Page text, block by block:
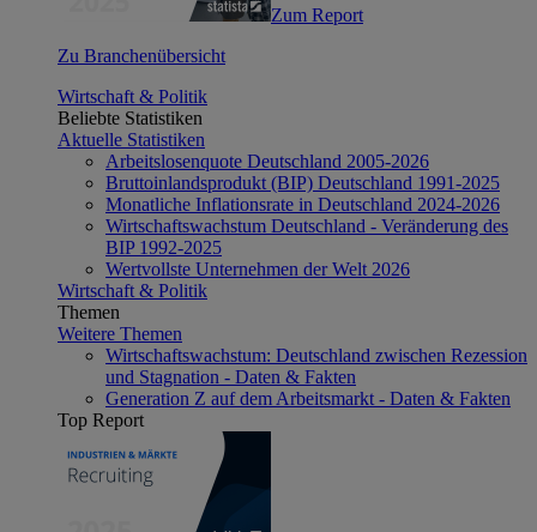
Zum Report
Zu Branchenübersicht
Wirtschaft & Politik
Beliebte Statistiken
Aktuelle Statistiken
Arbeitslosenquote Deutschland 2005-2026
Bruttoinlandsprodukt (BIP) Deutschland 1991-2025
Monatliche Inflationsrate in Deutschland 2024-2026
Wirtschaftswachstum Deutschland - Veränderung des
BIP 1992-2025
Wertvollste Unternehmen der Welt 2026
Wirtschaft & Politik
Themen
Weitere Themen
Wirtschaftswachstum: Deutschland zwischen Rezession
und Stagnation - Daten & Fakten
Generation Z auf dem Arbeitsmarkt - Daten & Fakten
Top Report